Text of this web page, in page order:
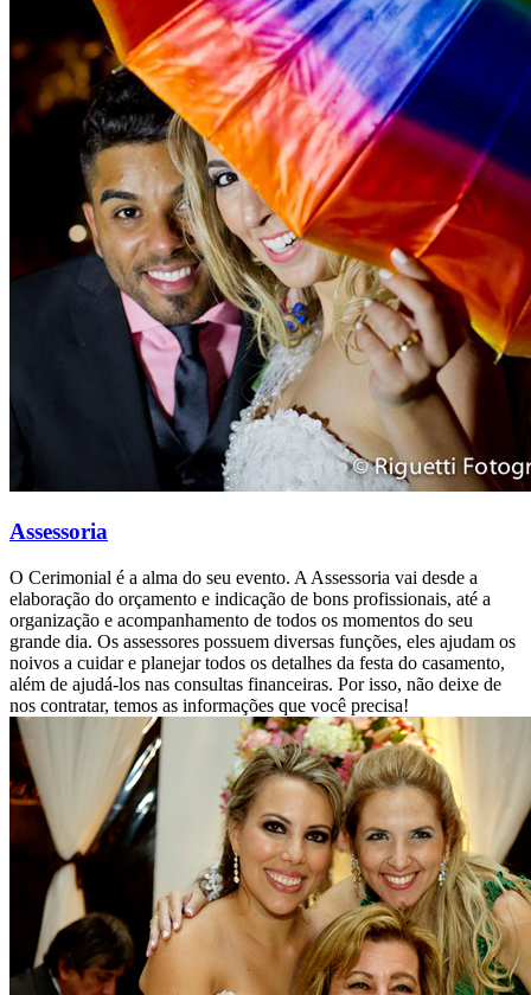
Assessoria
O Cerimonial é a alma do seu evento. A Assessoria vai desde a
elaboração do orçamento e indicação de bons profissionais, até a
organização e acompanhamento de todos os momentos do seu
grande dia. Os assessores possuem diversas funções, eles ajudam os
noivos a cuidar e planejar todos os detalhes da festa do casamento,
além de ajudá-los nas consultas financeiras. Por isso, não deixe de
nos contratar, temos as informações que você precisa!